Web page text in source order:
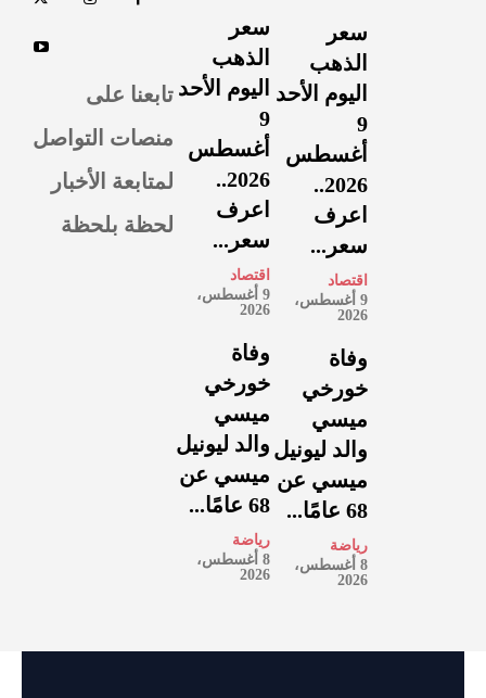
سعر
الذهب
اليوم الأحد
9
أغسطس
2026..
اعرف
سعر...
اقتصاد
9 أغسطس،
2026
وفاة
خورخي
ميسي
والد ليونيل
ميسي عن
68 عامًا...
رياضة
8 أغسطس،
2026
سعر
الذهب
اليوم الأحد
9
أغسطس
2026..
اعرف
سعر...
اقتصاد
9 أغسطس،
2026
وفاة
خورخي
ميسي
والد ليونيل
ميسي عن
68 عامًا...
رياضة
8 أغسطس،
2026
تابعنا على
منصات التواصل
لمتابعة الأخبار
لحظة بلحظة